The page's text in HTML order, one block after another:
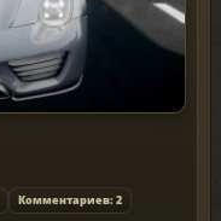
Комментариев: 2